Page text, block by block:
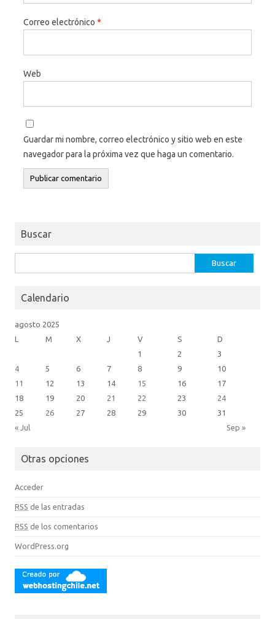
Correo electrónico *
Web
Guardar mi nombre, correo electrónico y sitio web en este
navegador para la próxima vez que haga un comentario.
Buscar
Calendario
agosto 2025
L
M X J V S D
« Jul Sep »
1 2
3
4
5 6 7 8 9
10
11
12 13 14 15 16
17
18
19 20 21 22 23
24
25
26 27 28 29 30 31
Otras opciones
Acceder
RSS de las entradas
RSS de los comentarios
WordPress.org